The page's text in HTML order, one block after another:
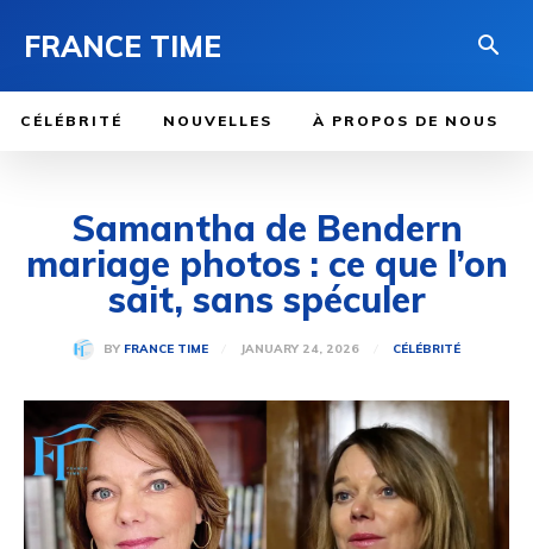
FRANCE TIME
CÉLÉBRITÉ NOUVELLES À PROPOS DE NOUS
Samantha de Bendern
mariage photos : ce que l’on
sait, sans spéculer
BY FRANCE TIME JANUARY 24, 2026 CÉLÉBRITÉ